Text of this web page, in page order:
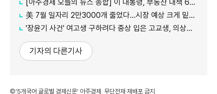
[아주경제 오늘의 뉴스 종합] 이 대통령, 부동산 대책 6시간 점검…"기존 방식 벗어나 과감히 실행" 外
美 7월 일자리 2만3000개 줄었다…시장 예상 크게 밑돈 '고용 쇼크'
'장윤기 사건' 여고생 구하려다 중상 입은 고교생, 의상자 인정
기자의 다른기사
©'5개국어 글로벌 경제신문' 아주경제. 무단전재·재배포 금지